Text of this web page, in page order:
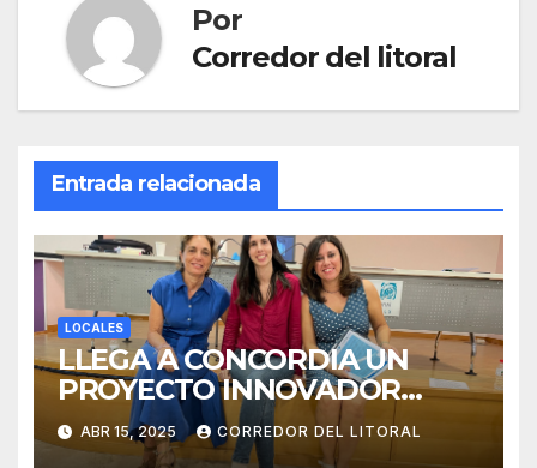
Por
Corredor del litoral
Entrada relacionada
LOCALES
LLEGA A CONCORDIA UN
PROYECTO INNOVADOR
SOBRE EL DUELO Y LA
CULTURA.
ABR 15, 2025 CORREDOR DEL LITORAL